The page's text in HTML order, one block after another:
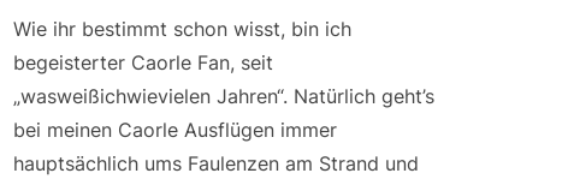
Wie ihr bestimmt schon wisst, bin ich
begeisterter Caorle Fan, seit
„wasweißichwievielen Jahren“. Natürlich geht’s
bei meinen Caorle Ausflügen immer
hauptsächlich ums Faulenzen am Strand und